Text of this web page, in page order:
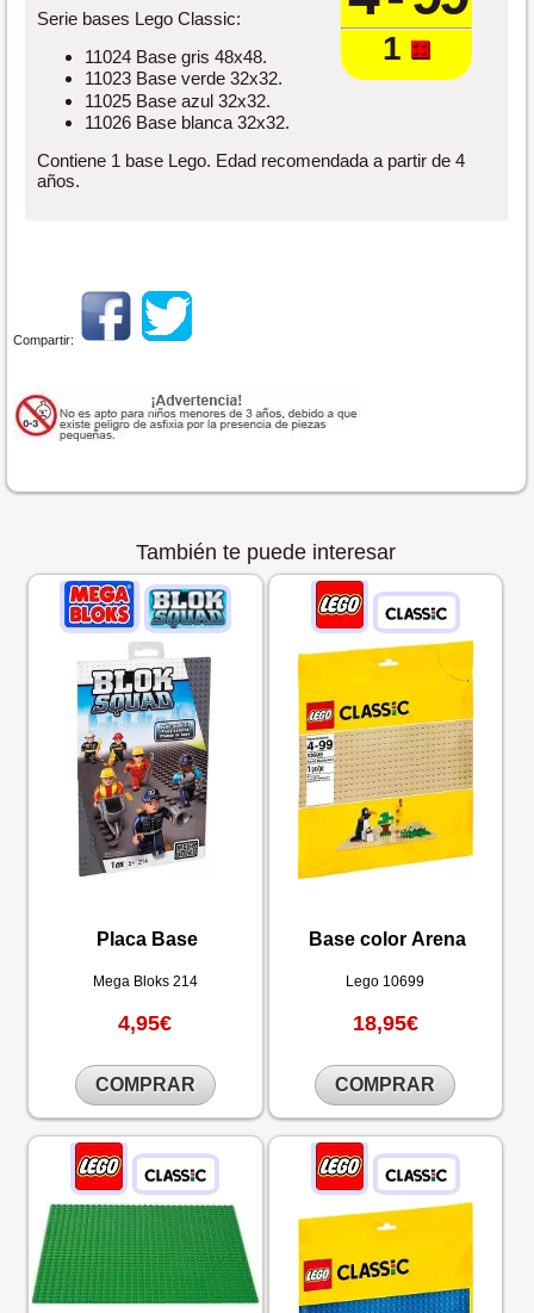
1
Serie bases Lego Classic:
11024 Base gris 48x48.
11023 Base verde 32x32.
11025 Base azul 32x32.
11026 Base blanca 32x32.
Contiene 1 base Lego. Edad recomendada a partir de 4
años.
Compartir:
También te puede interesar
Placa Base
Mega Bloks 214
4,95€
COMPRAR
Base color Arena
Lego 10699
18,95€
COMPRAR